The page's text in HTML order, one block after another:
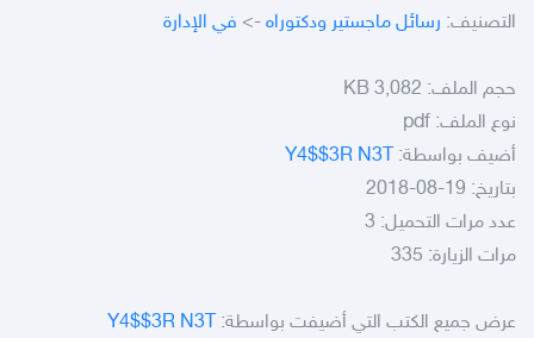
التصنيف: رسائل ماجستير ودكتوراه -> في الإدارة
حجم الملف: 3,082 KB
نوع الملف: pdf
أضيف بواسطة: Y4$$3R N3T
بتاريخ: 19-08-2018
عدد مرات التحميل: 3
مرات الزيارة: 335
عرض جميع الكتب التي أضيفت بواسطة: Y4$$3R N3T